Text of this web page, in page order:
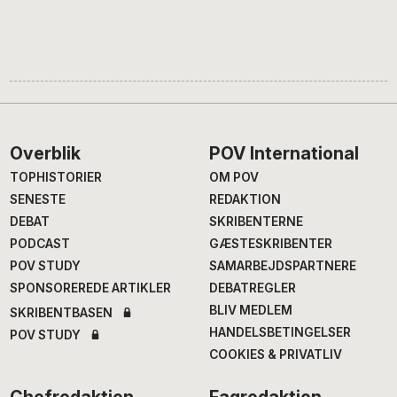
Footer
Overblik
TOPHISTORIER
SENESTE
DEBAT
PODCAST
POV STUDY
SPONSOREREDE ARTIKLER
SKRIBENTBASEN
POV STUDY
POV International
OM POV
REDAKTION
SKRIBENTERNE
GÆSTESKRIBENTER
SAMARBEJDSPARTNERE
DEBATREGLER
BLIV MEDLEM
HANDELSBETINGELSER
COOKIES & PRIVATLIV